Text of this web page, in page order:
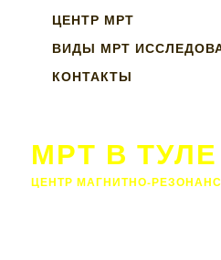
ЦЕНТР МРТ
ВИДЫ МРТ
КОНТАКТЫ
МРТ В ТУЛЕ
ЦЕНТР МАГНИТНО-